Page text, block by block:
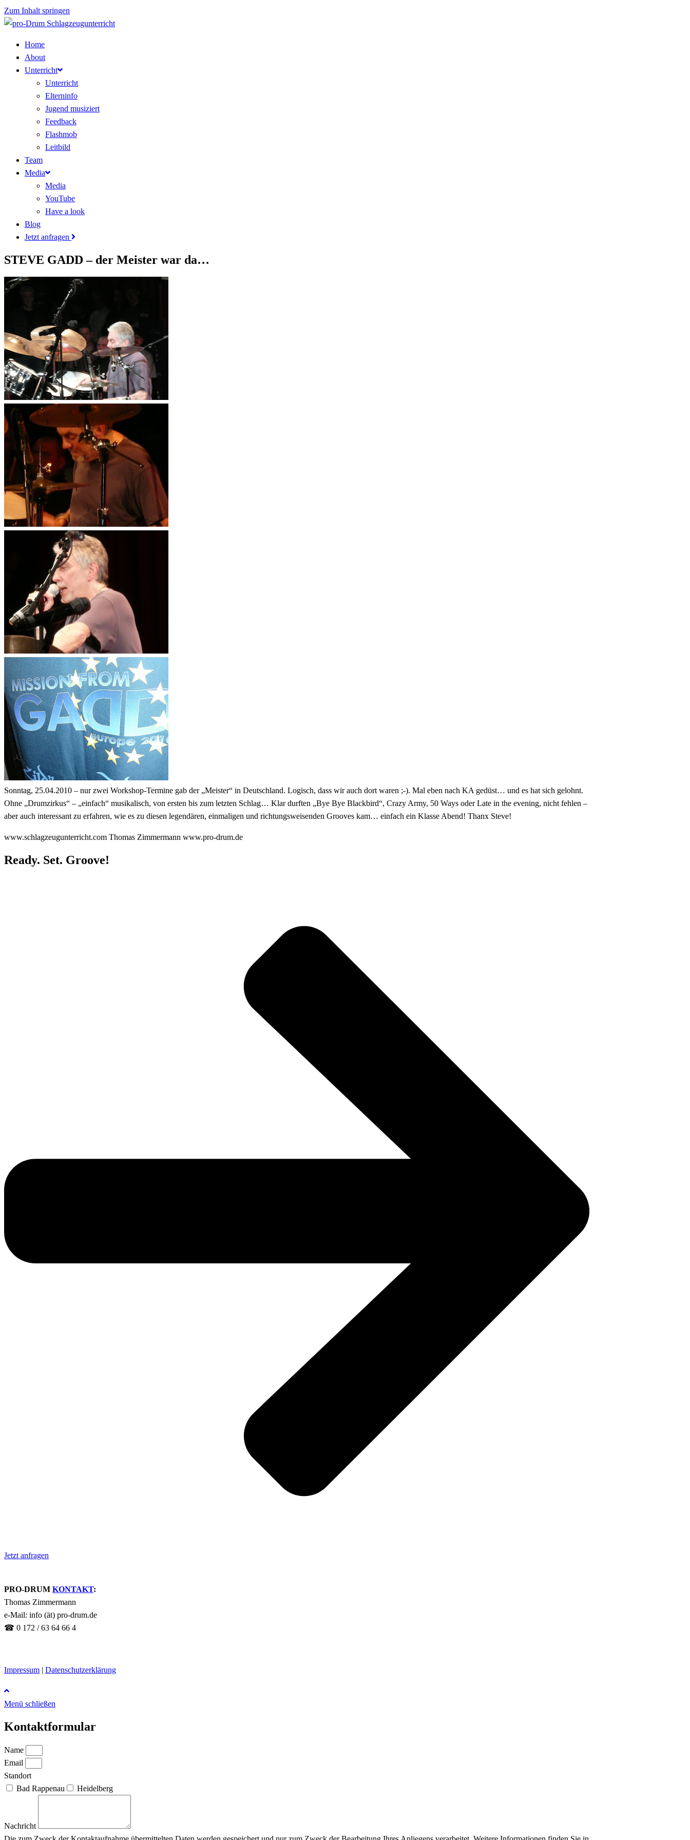
Zum Inhalt springen
Home
About
Unterricht
Unterricht
Elterninfo
Jugend musiziert
Feedback
Flashmob
Leitbild
Team
Media
Media
YouTube
Have a look
Blog
Jetzt anfragen
STEVE GADD – der Meister war da…
Sonntag, 25.04.2010 – nur zwei Workshop-Termine gab der „Meister“ in Deutschland. Logisch, dass wir auch dort waren ;-). Mal eben nach KA gedüst… und es hat sich gelohnt.
Ohne „Drumzirkus“ – „einfach“ musikalisch, von ersten bis zum letzten Schlag… Klar durften „Bye Bye Blackbird“, Crazy Army, 50 Ways oder Late in the evening, nicht fehlen –
aber auch interessant zu erfahren, wie es zu diesen legendären, einmaligen und richtungsweisenden Grooves kam… einfach ein Klasse Abend! Thanx Steve!
www.schlagzeugunterricht.com Thomas Zimmermann www.pro-drum.de
Ready. Set. Groove!
Jetzt anfragen
PRO-DRUM KONTAKT:
Thomas Zimmermann
e-Mail: info (ät) pro-drum.de
☎ 0 172 / 63 64 66 4
Impressum Datenschutzerklärung
Menü schließen
Kontaktformular
Name
Email
Standort
Bad Rappenau
Heidelberg
Nachricht